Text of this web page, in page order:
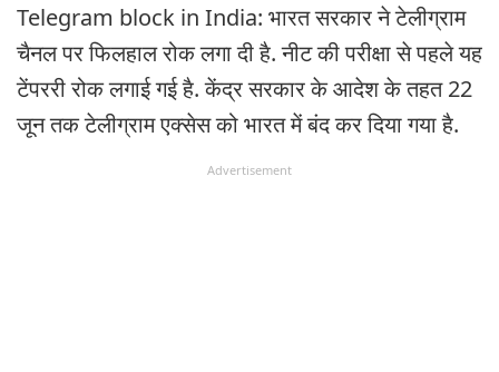
Telegram block in India: भारत सरकार ने टेलीग्राम
चैनल पर फिलहाल रोक लगा दी है. नीट की परीक्षा से पहले यह
टेंपररी रोक लगाई गई है. केंद्र सरकार के आदेश के तहत 22
जून तक टेलीग्राम एक्सेस को भारत में बंद कर दिया गया है.
Advertisement